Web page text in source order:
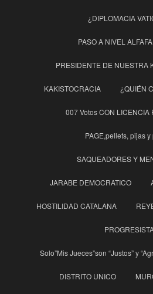
¿DIPLOMACIA
PASO A NIVEL
PRESIDENTE DE NUESTRA
KAKISTOCRACIA ¿QUIÉN
007 Votos CON LICENCIA
PAGE,pellets, pijas
SAQUEADORES Y
JARABE DEMOCRATICO
HOSTILIDAD CATALANA
Solo”Mis Jueces”son “Justos” y
DISTRITO UNICO